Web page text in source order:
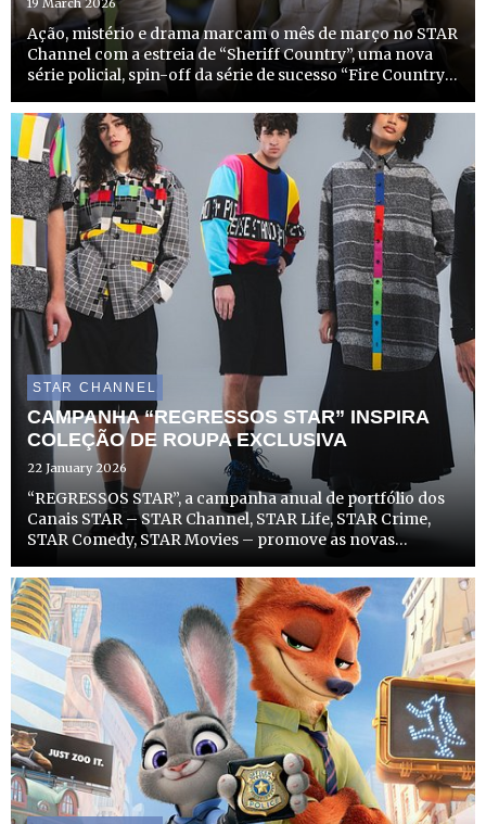
19 March 2026
Ação, mistério e drama marcam o mês de março no STAR
Channel com a estreia de “Sheriff Country”, uma nova
série policial, spin-off da série de sucesso “Fire Country”.
não só começa a emitir esta nova e entusiasmante ...
STAR CHANNEL
CAMPANHA “REGRESSOS STAR” INSPIRA
COLEÇÃO DE ROUPA EXCLUSIVA
22 January 2026
“REGRESSOS STAR”, a campanha anual de portfólio dos
Canais STAR – STAR Channel, STAR Life, STAR Crime,
STAR Comedy, STAR Movies – promove as novas
um toque de nostalgia modernizada, para mostrar que
aquilo que nos ...